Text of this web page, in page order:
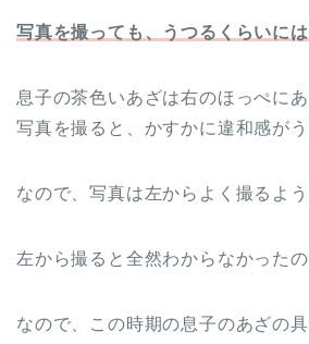
写真を撮っても、うつるくらいには
息子の茶色いあざは右のほっぺに
写真を撮ると、かすかに違和感がう
なので、写真は左からよく撮るよう
左から撮ると全然わからなかったの
なので、この時期の息子のあざの